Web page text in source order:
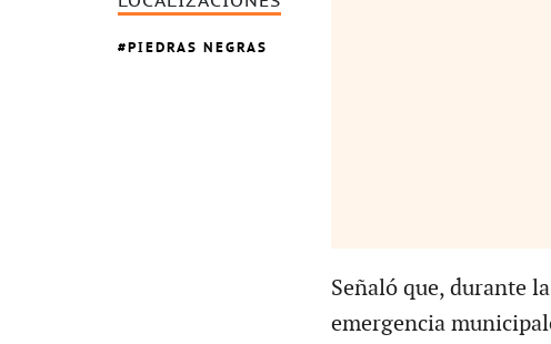
PIEDRAS NEGRAS
Señaló que, durante
emergencia